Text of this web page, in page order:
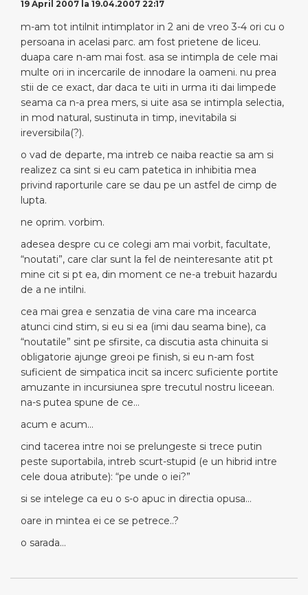
19 April 2007 la 19.04.2007 22:17
m-am tot intilnit intimplator in 2 ani de vreo 3-4 ori cu o
persoana in acelasi parc. am fost prietene de liceu.
duapa care n-am mai fost. asa se intimpla de cele mai
multe ori in incercarile de innodare la oameni. nu prea
stii de ce exact, dar daca te uiti in urma iti dai limpede
seama ca n-a prea mers, si uite asa se intimpla selectia,
in mod natural, sustinuta in timp, inevitabila si
ireversibila(?).
o vad de departe, ma intreb ce naiba reactie sa am si
realizez ca sint si eu cam patetica in inhibitia mea
privind raporturile care se dau pe un astfel de cimp de
lupta.
ne oprim. vorbim.
adesea despre cu ce colegi am mai vorbit, facultate,
“noutati”, care clar sunt la fel de neinteresante atit pt
mine cit si pt ea, din moment ce ne-a trebuit hazardu
de a ne intilni.
cea mai grea e senzatia de vina care ma incearca
atunci cind stim, si eu si ea (imi dau seama bine), ca
“noutatile” sint pe sfirsite, ca discutia asta chinuita si
obligatorie ajunge greoi pe finish, si eu n-am fost
suficient de simpatica incit sa incerc suficiente portite
amuzante in incursiunea spre trecutul nostru liceean.
na-s putea spune de ce…
acum e acum…
cind tacerea intre noi se prelungeste si trece putin
peste suportabila, intreb scurt-stupid (e un hibrid intre
cele doua atribute): “pe unde o iei?”
si se intelege ca eu o s-o apuc in directia opusa…
oare in mintea ei ce se petrece..?
o sarada…